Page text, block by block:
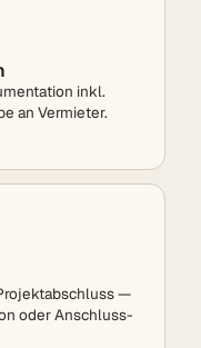
inkl.
an Vermieter.
—
oder Anschluss­